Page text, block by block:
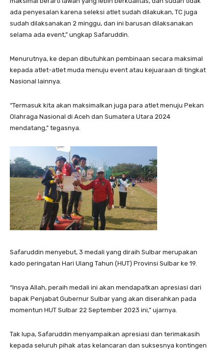
ada penyesalan karena seleksi atlet sudah dilakukan, TC juga
sudah dilaksanakan 2 minggu, dan ini barusan dilaksanakan
selama ada event,” ungkap Safaruddin.
Menurutnya, ke depan dibutuhkan pembinaan secara maksimal
kepada atlet-atlet muda menuju event atau kejuaraan di tingkat
Nasional lainnya.
“Termasuk kita akan maksimalkan juga para atlet menuju Pekan
Olahraga Nasional di Aceh dan Sumatera Utara 2024
mendatang,” tegasnya.
Safaruddin menyebut, 3 medali yang diraih Sulbar merupakan
kado peringatan Hari Ulang Tahun (HUT) Provinsi Sulbar ke 19.
“Insya Allah, peraih medali ini akan mendapatkan apresiasi dari
bapak Penjabat Gubernur Sulbar yang akan diserahkan pada
momentun HUT Sulbar 22 September 2023 ini,” ujarnya.
Tak lupa, Safaruddin menyampaikan apresiasi dan terimakasih
kepada seluruh pihak atas kelancaran dan suksesnya kontingen